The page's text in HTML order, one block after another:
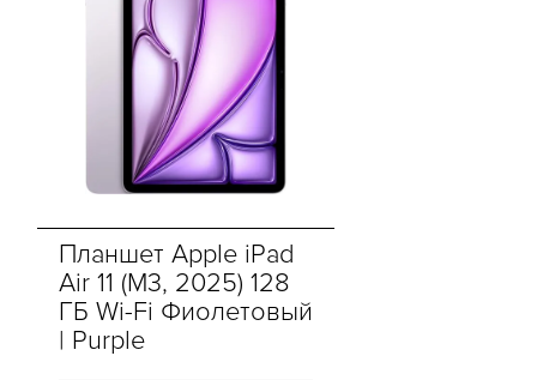
Планшет Apple iPad
Air 11 (M3, 2025) 128
ГБ Wi-Fi Фиолетовый
| Purple